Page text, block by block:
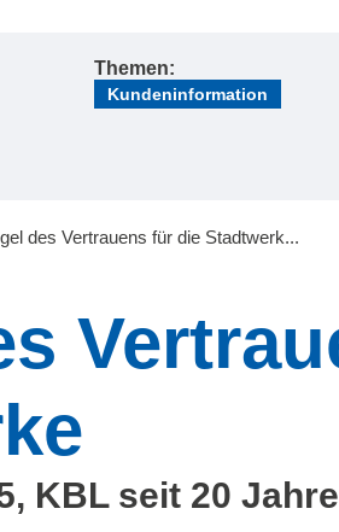
Themen:
Kundeninformation
des Vertrauens für die Stadtwerk...
KBL seit 20